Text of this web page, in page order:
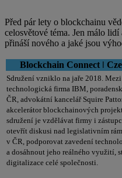
Před pár lety o blockchainu
celosvětové téma. Jen málo
přináší nového a jaké jsou
Blockchain Connect ǀ
Sdružení vzniklo na jaře 2018.
technologická firma IBM,
ČR, advokátní kancelář Squire
akcelerátor blockchainových
sdružení je vzdělávat firmy i
otevřít diskusi nad legislativním
v ČR, podporovat zavedení
a dosáhnout jeho reálného využití,
digitalizace celé společnosti.